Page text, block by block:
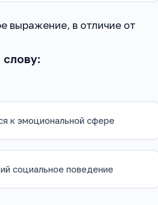
выражение, в отличие от
к эмоциональной сфере
социальное поведение